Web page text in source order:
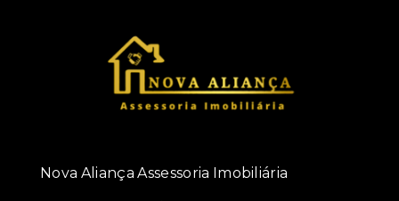
Nova Aliança Assessoria Imobiliária